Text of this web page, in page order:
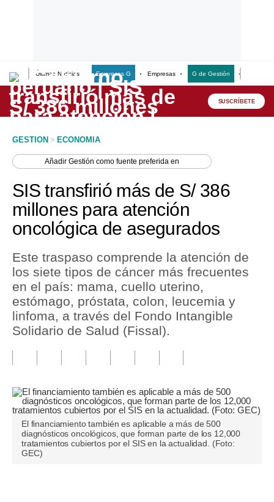
Últimas Noticias Empresas G Empresas G de Gestión
Lo último
Peru Quiosco
Economía
Mercados
Política
Tu Dinero
Finanzas Personales
Opinión
Editorial
Pregunta de hoy
SUSCRÍBETE
GESTION > ECONOMIA
AñadirGestión como fuente preferida en
SIS transfirió más de S/ 386
millones para atención
oncológica de asegurados
Este traspaso comprende la atención de
los siete tipos de cáncer más frecuentes
en el país: mama, cuello uterino,
estómago, próstata, colon, leucemia y
linfoma, a través del Fondo Intangible
Solidario de Salud (Fissal).
El financiamiento también es aplicable a más de 500
diagnósticos oncológicos, que forman parte de los 12,000
tratamientos cubiertos por el SIS en la actualidad. (Foto:
GEC)